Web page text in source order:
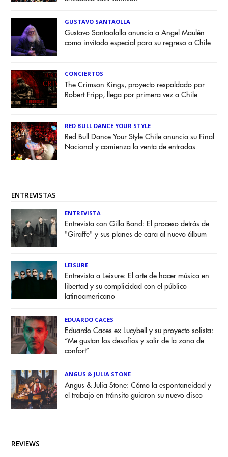
GUSTAVO SANTAOLLA
Gustavo Santaolalla anuncia a Angel Maulén
como invitado especial para su regreso a Chile
CONCIERTOS
The Crimson Kings, proyecto respaldado por
Robert Fripp, llega por primera vez a Chile
RED BULL DANCE YOUR STYLE
Red Bull Dance Your Style Chile anuncia su Final
Nacional y comienza la venta de entradas
ENTREVISTAS
ENTREVISTA
Entrevista con Gilla Band: El proceso detrás de
"Giraffe" y sus planes de cara al nuevo álbum
LEISURE
Entrevista a Leisure: El arte de hacer música en
libertad y su complicidad con el público
latinoamericano
EDUARDO CACES
Eduardo Caces ex Lucybell y su proyecto solista:
“Me gustan los desafíos y salir de la zona de
confort”
ANGUS & JULIA STONE
Angus & Julia Stone: Cómo la espontaneidad y
el trabajo en tránsito guiaron su nuevo disco
REVIEWS